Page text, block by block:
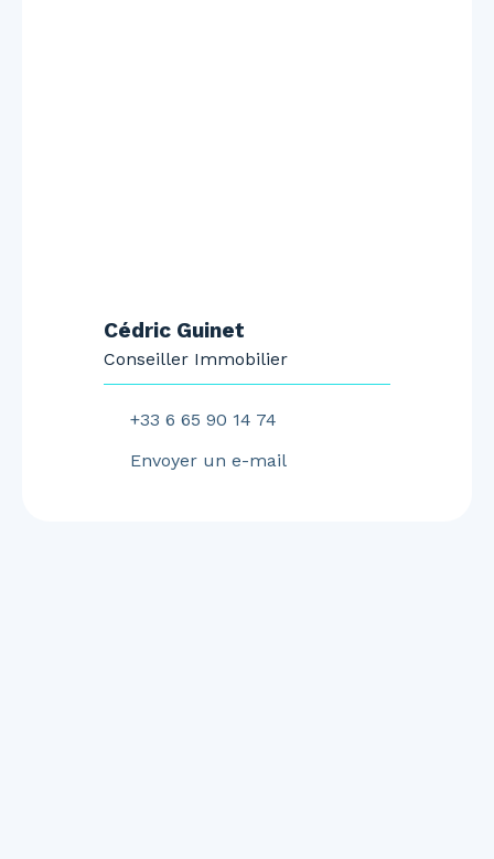
Cédric Guinet
Conseiller Immobilier
+33 6 65 90 14 74
Envoyer un e-mail